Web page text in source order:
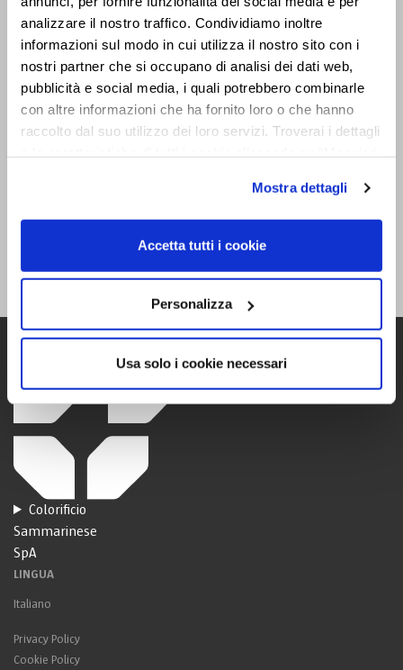
analizzare il nostro traffico. Condividiamo inoltre
informazioni sul modo in cui utilizza il nostro sito con i
nostri partner che si occupano di analisi dei dati web,
pubblicità e social media, i quali potrebbero combinarle
con altre informazioni che ha fornito loro o che hanno
raccolto dal suo utilizzo dei loro servizi. Troverai i dettagli
cookie accettare. Per ulteriori informazioni consulta
lacookie policy.
Mostra dettagli
Accetta tutti i cookie
Personalizza
Usa solo i cookie necessari
NEWSLETTER
Rimani aggiornato su tutte le novitá
dell’informativa sul trattamento ai sensi
dell’art. 13 del Regolamento UE
Colorificio
Sammarinese
SpA
LINGUA
Italiano
Privacy Policy
Cookie Policy